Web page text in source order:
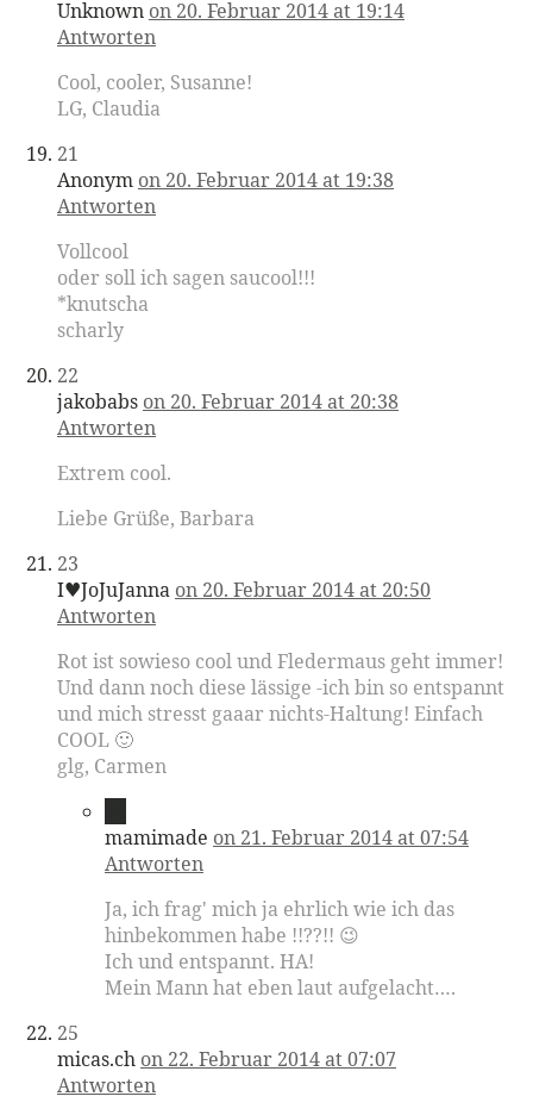
Unknown on 20. Februar 2014 at 19:14
Antworten
Cool, cooler, Susanne!
LG, Claudia
21
Anonym on 20. Februar 2014 at 19:38
Antworten
Vollcool
oder soll ich sagen saucool!!!
*knutscha
scharly
22
jakobabs on 20. Februar 2014 at 20:38
Antworten
Extrem cool.
Liebe Grüße, Barbara
23
I♥JoJuJanna on 20. Februar 2014 at 20:50
Antworten
Rot ist sowieso cool und Fledermaus geht immer!
Und dann noch diese lässige -ich bin so entspannt
und mich stresst gaaar nichts-Haltung! Einfach
COOL 🙂
glg, Carmen
mamimade on 21. Februar 2014 at 07:54
Antworten
Ja, ich frag' mich ja ehrlich wie ich das
hinbekommen habe !!??!! 😉
Ich und entspannt. HA!
Mein Mann hat eben laut aufgelacht….
25
micas.ch on 22. Februar 2014 at 07:07
Antworten